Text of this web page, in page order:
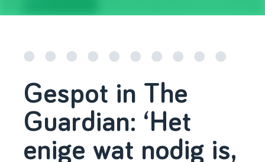
Gespot in The
Guardian: ‘Het
enige wat nodig is,